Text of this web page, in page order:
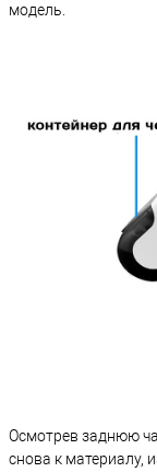
модель.
Осмотрев заднюю
снова к материалу,